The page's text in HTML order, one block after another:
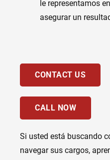
le representamos
asegurar un
CONTACT US
CALL NOW
Si usted está buscando
navegar sus cargos,